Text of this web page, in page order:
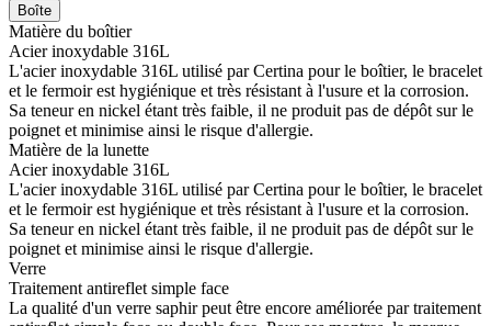
Boîte
Matière du boîtier
Acier inoxydable 316L
L'acier inoxydable 316L utilisé par Certina pour le boîtier, le bracelet
et le fermoir est hygiénique et très résistant à l'usure et la corrosion.
Sa teneur en nickel étant très faible, il ne produit pas de dépôt sur le
poignet et minimise ainsi le risque d'allergie.
Matière de la lunette
Acier inoxydable 316L
L'acier inoxydable 316L utilisé par Certina pour le boîtier, le bracelet
et le fermoir est hygiénique et très résistant à l'usure et la corrosion.
Sa teneur en nickel étant très faible, il ne produit pas de dépôt sur le
poignet et minimise ainsi le risque d'allergie.
Verre
Traitement antireflet simple face
La qualité d'un verre saphir peut être encore améliorée par traitement